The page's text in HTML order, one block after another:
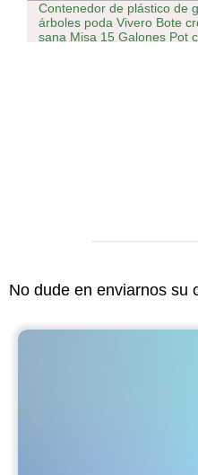
Contenedor de plástico de
árboles poda Vivero Bote
sana Misa 15 Galones Pot
No dude en enviarnos su